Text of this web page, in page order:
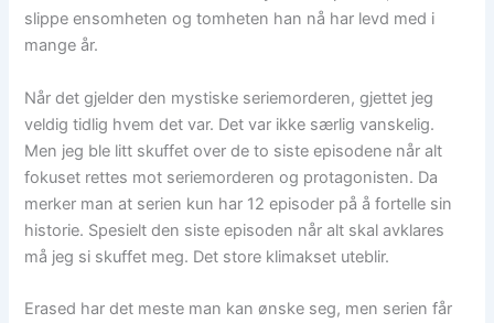
slippe ensomheten og tomheten han nå har levd med i
mange år.
Når det gjelder den mystiske seriemorderen, gjettet jeg
veldig tidlig hvem det var. Det var ikke særlig vanskelig.
Men jeg ble litt skuffet over de to siste episodene når alt
fokuset rettes mot seriemorderen og protagonisten. Da
merker man at serien kun har 12 episoder på å fortelle sin
historie. Spesielt den siste episoden når alt skal avklares
må jeg si skuffet meg. Det store klimakset uteblir.
Erased har det meste man kan ønske seg, men serien får